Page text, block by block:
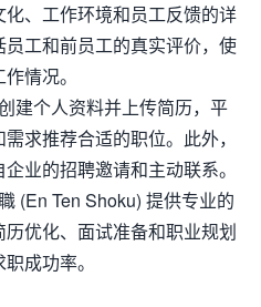
、工作环境和员工反馈的详
工和前员工的真实评价，使
情况。
建个人资料并上传简历，平
求推荐合适的职位。此外，
业的招聘邀请和主动联系。
(En Ten Shoku) 提供专业的
优化、面试准备和职业规划
成功率。